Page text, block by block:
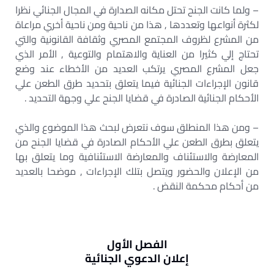
– ولما كانت الجنح تحتل مكانه الصدارة في المجال الجنائي نظرا
لكثرة أنواعها وتعددها , هذا من ناحية ومن ناحية أخري مراعاة
من المشرع لظروف المجتمع المصري وثقافة القانونية والتي
تحتاج إلي كثيرا من العناية والاهتمام والتوعية , الأمر الذي
جعل المشرع المصري يرتكب العديد من الأخطاء عند وضع
قانون الإجراءات الجنائية فيما يتعلق بتحديد طرق الطعن علي
الأحكام الجنائية الصادرة في قضايا الجنح علي وجهة التحديد .
– ومن هذا المنطلق سوف نتعرض لبحث هذا الموضوع والذي
يتعلق بطرق الطعن علي الأحكام الصادرة في قضايا الجنح من
المعارضة والاستئناف والمعارضة الاستئنافية وما يتعلق بها
من الإعلان والحضور ويتصل بتلك الإجراءات , موضحا بالعديد
من أحكام محكمة النقض .
الفصل الأول
إعلان الدعوي الجنائية